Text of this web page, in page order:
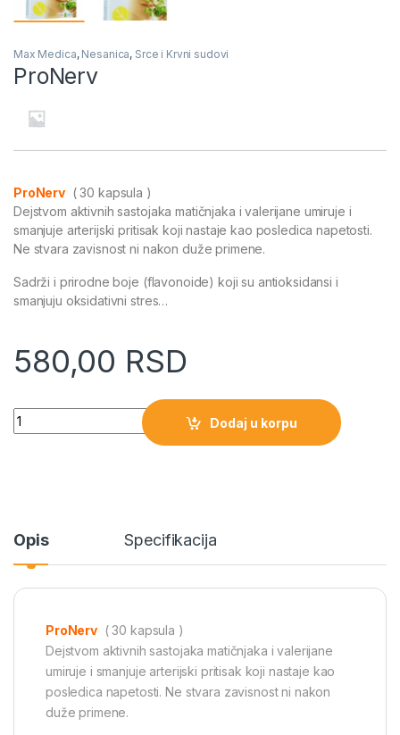
Max Medica, Nesanica, Srce i Krvni sudovi
ProNerv
ProNerv ( 30 kapsula )
Dejstvom aktivnih sastojaka matičnjaka i valerijane umiruje i
smanjuje arterijski pritisak koji nastaje kao posledica napetosti.
Ne stvara zavisnost ni nakon duže primene.
Sadrži i prirodne boje (flavonoide) koji su antioksidansi i
smanjuju oksidativni stres…
580,00 RSD
Quantity
Dodaj u korpu
Opis Specifikacija
ProNerv ( 30 kapsula )
Dejstvom aktivnih sastojaka matičnjaka i valerijane
umiruje i smanjuje arterijski pritisak koji nastaje kao
posledica napetosti. Ne stvara zavisnost ni nakon
duže primene.